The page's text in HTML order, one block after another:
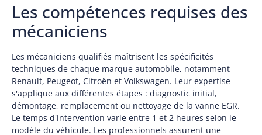
Les compétences requises des
mécaniciens
Les mécaniciens qualifiés maîtrisent les spécificités
techniques de chaque marque automobile, notamment
Renault, Peugeot, Citroën et Volkswagen. Leur expertise
s'applique aux différentes étapes : diagnostic initial,
démontage, remplacement ou nettoyage de la vanne EGR.
Le temps d'intervention varie entre 1 et 2 heures selon le
modèle du véhicule. Les professionnels assurent une